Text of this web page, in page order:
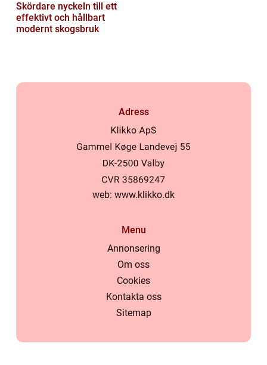
Skördare nyckeln till ett
effektivt och hållbart
modernt skogsbruk
Adress
web: www.klikko.dk
Menu
Annonsering
Om oss
Cookies
Kontakta oss
Sitemap